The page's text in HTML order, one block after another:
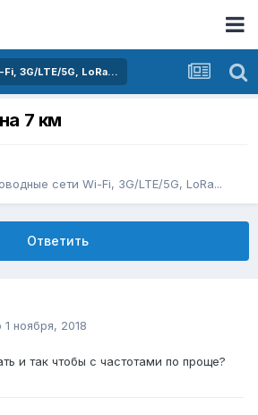
3G/LTE/5G, LoRa...
7 км
сети Wi-Fi, 3G/LTE/5G, LoRa...
Ответить
1 ноября, 2018
и так чтобы с частотами по проще?